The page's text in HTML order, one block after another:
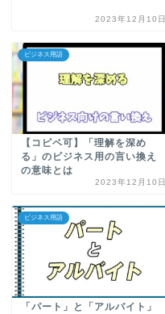
2023年12月10日
ビジネス用語
【コピペ可】「理解を深め
る」のビジネス用の言い換え
の意味とは
2023年12月10日
ビジネス用語
「パート」と「アルバイト」